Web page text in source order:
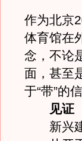
作为北京
体育馆在
念，不论
面，甚至
于“带”的信
见证
新兴建